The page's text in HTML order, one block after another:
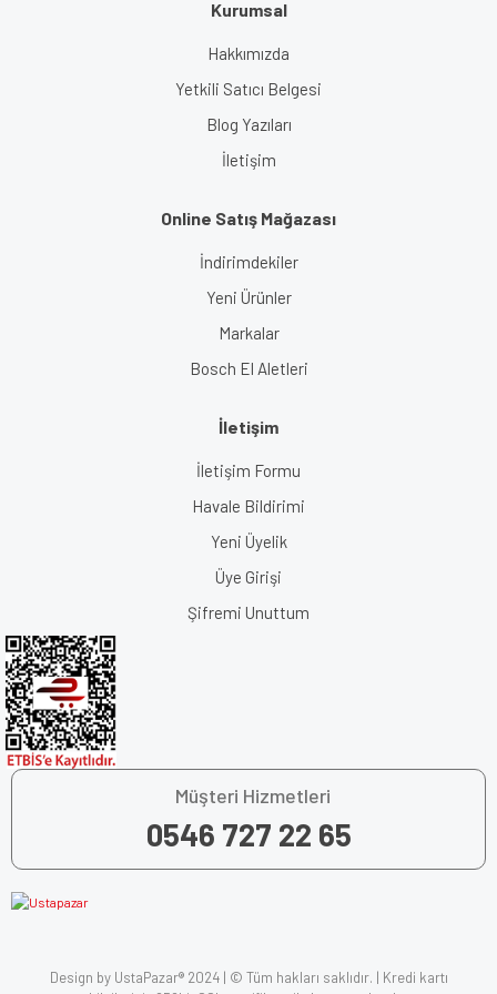
Kurumsal
Hakkımızda
Yetkili Satıcı Belgesi
Blog Yazıları
İletişim
Online Satış Mağazası
İndirimdekiler
Yeni Ürünler
Markalar
Bosch El Aletleri
İletişim
İletişim Formu
Havale Bildirimi
Yeni Üyelik
Üye Girişi
Şifremi Unuttum
Müşteri Hizmetleri
0546 727 22 65
Design by UstaPazar® 2024 | © Tüm hakları saklıdır. | Kredi kartı